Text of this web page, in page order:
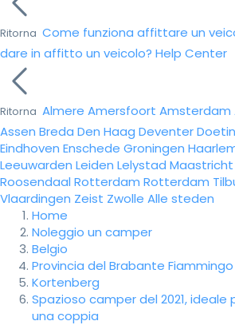
Ritorna Come funziona affittare un
dare in affitto un veicolo? Help Center
Ritorna Almere Amersfoort Amsterdam
Assen Breda Den Haag Deventer
Eindhoven Enschede Groningen
Leeuwarden Leiden Lelystad Maastricht
Roosendaal Rotterdam Rotterdam
Vlaardingen Zeist Zwolle Alle steden
Home
Noleggio un camper
Belgio
Provincia del Brabante Fiammingo
Kortenberg
Spazioso camper del 2021, ideale
una coppia